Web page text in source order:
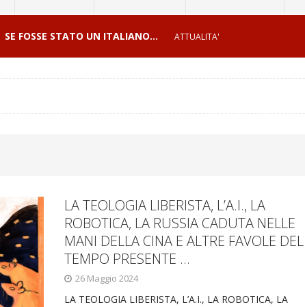
SE FOSSE STATO UN ITALIANO… ATTUALITA'
ERRORI E ORRORI DELLE GUERRE CONFLITTI GEOPOLITICI
LA TEOLOGIA LIBERISTA, L’A.I., LA
ROBOTICA, LA RUSSIA CADUTA NELLE
MANI DELLA CINA E ALTRE FAVOLE DEL
TEMPO PRESENTE …
26 Maggio 2024
LA TEOLOGIA LIBERISTA, L’A.I., LA ROBOTICA, LA